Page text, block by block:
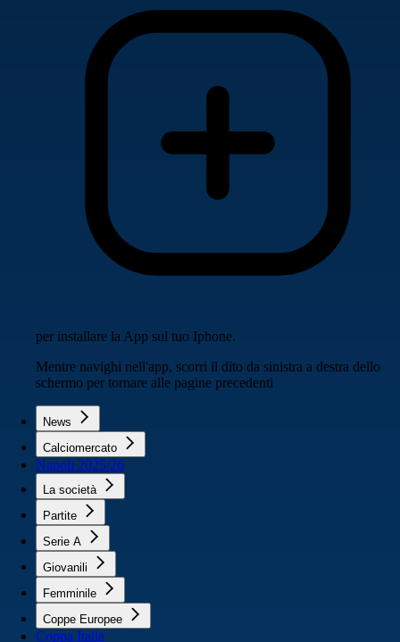
per installare la App sul tuo Iphone.
Mentre navighi nell'app, scorri il dito da sinistra a destra dello
schermo per tornare alle pagine precedenti
News
Calciomercato
Napoli 2025/26
La società
Partite
Serie A
Giovanili
Femminile
Coppe Europee
Coppa Italia